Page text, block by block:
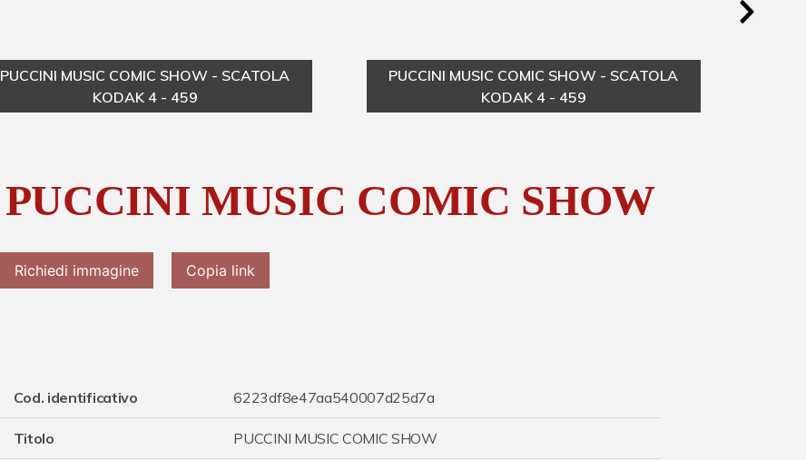
PUCCINI MUSIC COMIC SHOW - SCATOLA
KODAK 4 - 459
PUCCINI MUSIC COMIC SHOW - SCATOLA
KODAK 4 - 459
PUCCINI MUSIC COMIC SHOW
Richiedi immagine Copia link
Cod. identificativo 6223df8e47aa540007d25d7a
Titolo PUCCINI MUSIC COMIC SHOW